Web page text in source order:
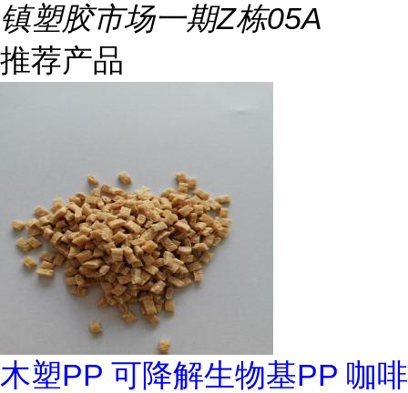
镇塑胶市场一期Z栋05A
推荐产品
木塑PP 可降解生物基PP 咖啡